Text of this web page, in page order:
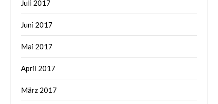
Juli 2017
Juni 2017
Mai 2017
April 2017
März 2017